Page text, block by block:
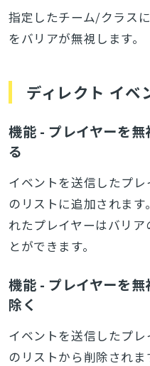
指定したチーム/クラス
をバリアが無視します。
ディレクト イベ
機能 - プレイヤーを
る
イベントを送信したプ
のリストに追加されま
れたプレイヤーはバリ
とができます。
機能 - プレイヤーを
除く
イベントを送信したプ
のリストから削除され